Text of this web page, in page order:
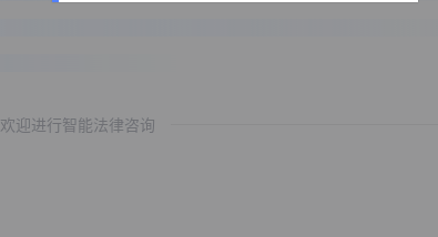
欢迎进行智能法律咨询